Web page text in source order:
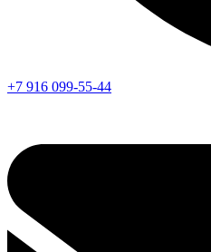
+7 916 099-55-44